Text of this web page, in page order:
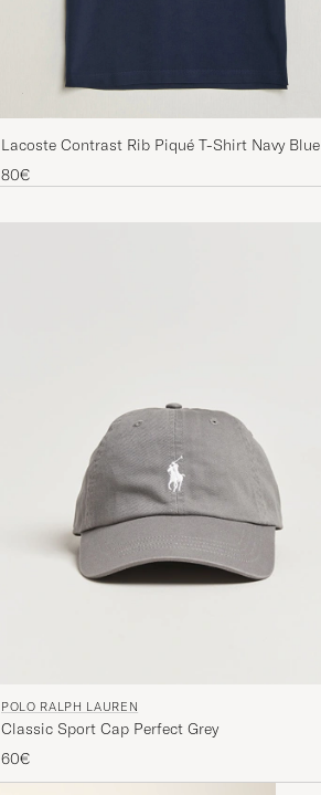
Lacoste Contrast Rib Piqué T-Shirt Navy Blue
80€
POLO RALPH LAUREN
Classic Sport Cap Perfect Grey
60€